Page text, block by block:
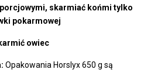
skarmiać końmi tylko
pokarmowej
owiec
Opakowania Horslyx 650 g są